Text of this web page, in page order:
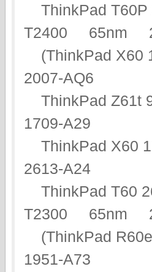
ThinkPad T60P
T2400 65nm
(ThinkPad X60
2007-AQ6
ThinkPad Z61t
1709-A29
ThinkPad X60
2613-A24
ThinkPad T60
T2300 65nm
(ThinkPad R60e
1951-A73